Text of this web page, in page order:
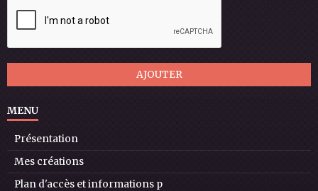
AJOUTER
MENU
Présentation
Mes créations
Plan d'accès et informations p